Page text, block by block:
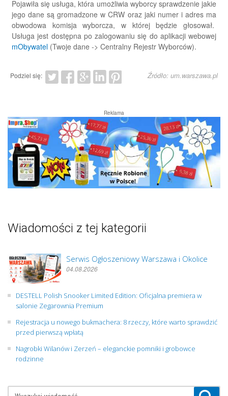
Pojawiła się usługa, która umożliwia wyborcy sprawdzenie jakie
jego dane są gromadzone w CRW oraz jaki numer i adres ma
obwodowa komisja wyborcza, w której będzie głosował.
Usługa jest dostępna po zalogowaniu się do aplikacji webowej
mObywatel (Twoje dane -> Centralny Rejestr Wyborców).
Podziel się: Źródło: um.warszawa.pl
Reklama
Wiadomości z tej kategorii
Serwis Ogłoszeniowy Warszawa i Okolice
04.08.2026
DESTELL Polish Snooker Limited Edition: Oficjalna premiera w
salonie Zegarownia Premium
Rejestracja u nowego bukmachera: 8 rzeczy, które warto sprawdzić
przed pierwszą wpłatą
Nagrobki Wilanów i Zerzeń – eleganckie pomniki i grobowce
rodzinne